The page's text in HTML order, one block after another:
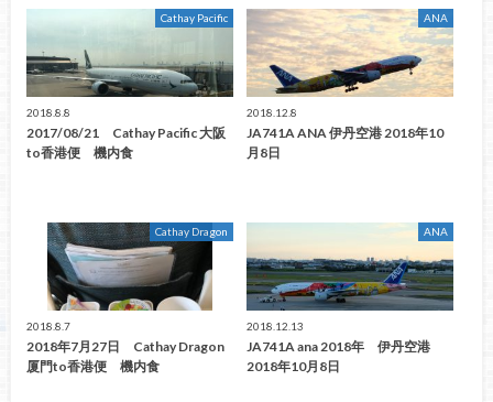
Cathay Pacific
2018.8.8
2017/08/21 Cathay Pacific 大阪
to香港便 機内食
ANA
2018.12.8
JA741A ANA 伊丹空港 2018年10
月8日
Cathay Dragon
2018.8.7
2018年7月27日 Cathay Dragon
厦門to香港便 機内食
ANA
2018.12.13
JA741A ana 2018年 伊丹空港
2018年10月8日